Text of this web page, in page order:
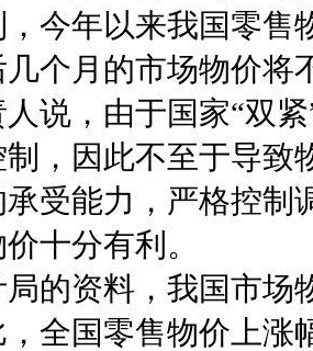
今年以来我国零售
个月的市场物价将
说，由于国家“双
，因此不至于导致
承受能力，严格控
十分有利。
的资料，我国市场
全国零售物价上涨